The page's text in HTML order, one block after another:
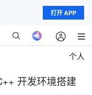
打开 APP
个人
开发环境搭建